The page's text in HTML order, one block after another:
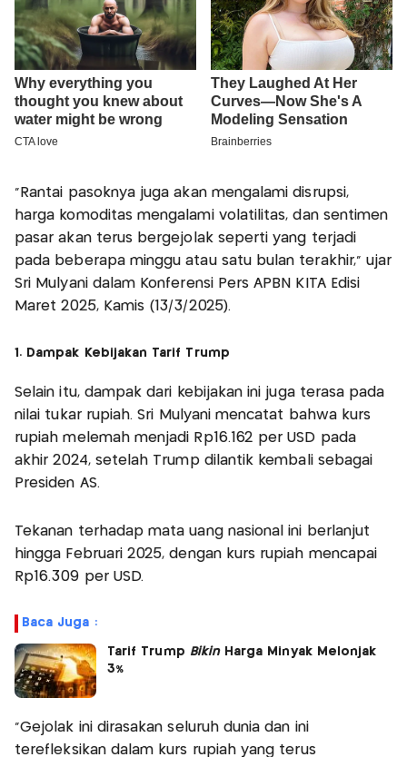
"Rantai pasoknya juga akan mengalami disrupsi,
harga komoditas mengalami volatilitas, dan sentimen
pasar akan terus bergejolak seperti yang terjadi
pada beberapa minggu atau satu bulan terakhir," ujar
Sri Mulyani dalam Konferensi Pers APBN KITA Edisi
Maret 2025, Kamis (13/3/2025).
1. Dampak Kebijakan Tarif Trump
Selain itu, dampak dari kebijakan ini juga terasa pada
nilai tukar rupiah. Sri Mulyani mencatat bahwa kurs
rupiah melemah menjadi Rp16.162 per USD pada
akhir 2024, setelah Trump dilantik kembali sebagai
Presiden AS.
Tekanan terhadap mata uang nasional ini berlanjut
hingga Februari 2025, dengan kurs rupiah mencapai
Rp16.309 per USD.
Baca Juga :
Tarif Trump BikinHarga Minyak Melonjak
3%
"Gejolak ini dirasakan seluruh dunia dan ini
terefleksikan dalam kurs rupiah yang terus